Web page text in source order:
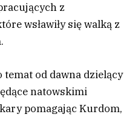
z
wsławiły się walką z
od dawna dzielący
natowskimi
pomagając Kurdom,